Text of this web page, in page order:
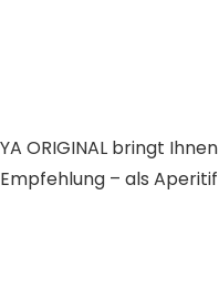
ORIGINAL bringt
– als